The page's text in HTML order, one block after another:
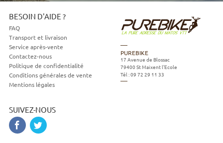
BESOIN D'AIDE ?
FAQ
Transport et livraison
Service après-vente
Contactez-nous
Politique de confidentialité
Conditions générales de vente
Mentions légales
SUIVEZ-NOUS
PUREBIKE
17 Avenue de Blossac
79400 St Maixent l'Ecole
Tél :09 72 29 11 33